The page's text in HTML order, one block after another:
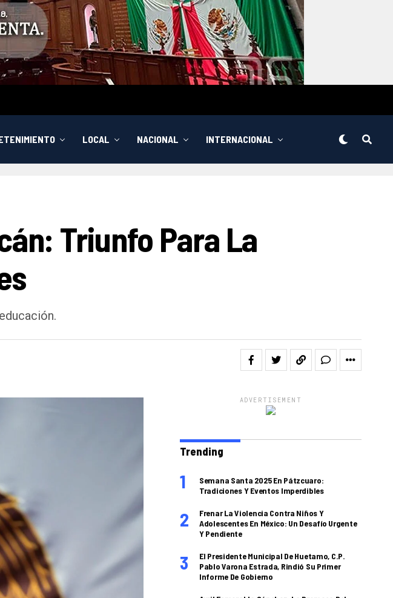
LOCAL NACIONAL INTERNACIONAL
Triunfo Para La
ADVERTISEMENT
Trending
Semana Santa 2025 En Pátzcuaro:
Tradiciones Y Eventos Imperdibles
Frenar La Violencia Contra Niños Y
Adolescentes En México: Un Desafío Urgente
Y Pendiente
El Presidente Municipal De Huetamo, C.P.
Pablo Varona Estrada, Rindió Su Primer
Informe De Gobierno